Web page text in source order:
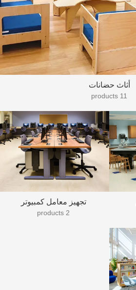
أثاث حضانات
11 products
تجهيز معامل كمبيوتر
2 products